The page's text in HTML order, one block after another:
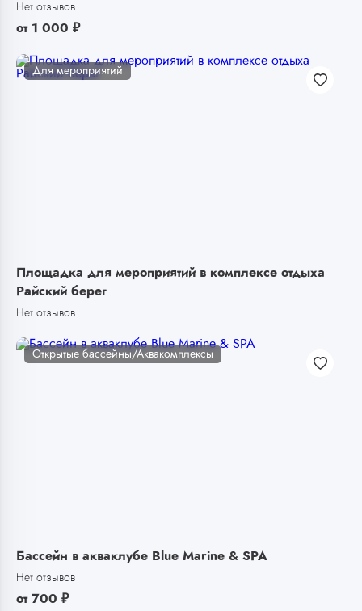
Нет отзывов
от 1 000 ₽
Для мероприятий
Площадка для мероприятий в комплексе отдыха
Райский берег
Нет отзывов
Открытые бассейны/Аквакомплексы
Бассейн в акваклубе Blue Marine & SPA
Нет отзывов
от 700 ₽